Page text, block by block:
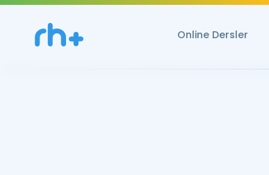
Online Dersler